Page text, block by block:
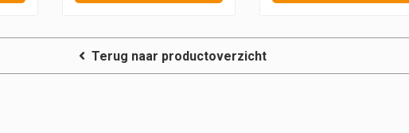
Terug naar productoverzicht